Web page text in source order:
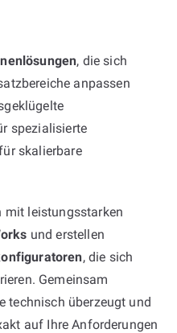
, die sich
anpassen
spezialisierte
skalierbare
mit leistungsstarken
und erstellen
, die sich
Gemeinsam
technisch überzeugt und
auf Ihre Anforderungen